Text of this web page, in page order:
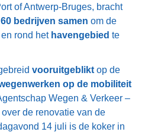
of Antwerp-Bruges, bracht
bedrijven samen om de
rond het havengebied te
vooruitgeblikt op de
op de mobiliteit
Wegen & Verkeer –
de renovatie van de
14 juli is de koker in